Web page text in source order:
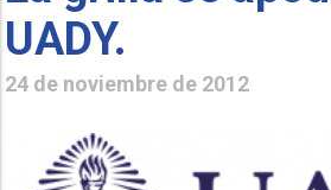
UADY.
24 de noviembre de 2012